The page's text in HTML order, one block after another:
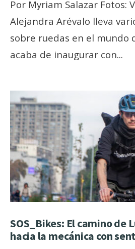
Por Myriam Salazar Fotos:
Alejandra Arévalo lleva
sobre ruedas en el mundo
acaba de inaugurar con...
SOS_Bikes: El camino de
hacia la mecánica con